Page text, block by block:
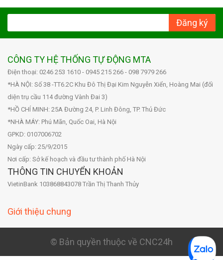
Đăng ký
CÔNG TY HỆ THỐNG TỰ ĐỘNG MTA
Điện thoại: 0246 253 1610 - 0945 215 266 - 098 7979 266
*HÀ NỘI: Số 38 -TT6.2C Khu Đô Thị Đại Kim Nguyễn Xiển, Hoàng Mai (đối
diện trụ cầu 114 đường Vành Đai 3)
*HỒ CHÍ MINH: 25A Đường 24, P. Linh Đông, TP. Thủ Đức
*NHÀ MÁY: Phú Mãn, Quốc Oai, Hà Nội
GPKD: 0107006702
Ngày cấp: 25/9/2015
Nơi cấp: Sở kế hoạch và đầu tư thành phố Hà Nội
THÔNG TIN CHUYỂN KHOẢN
VietinBank 103868843078 Trần Thị Thanh Thủy
Giới thiệu chung
© Bản quyền thuộc về CNC24h